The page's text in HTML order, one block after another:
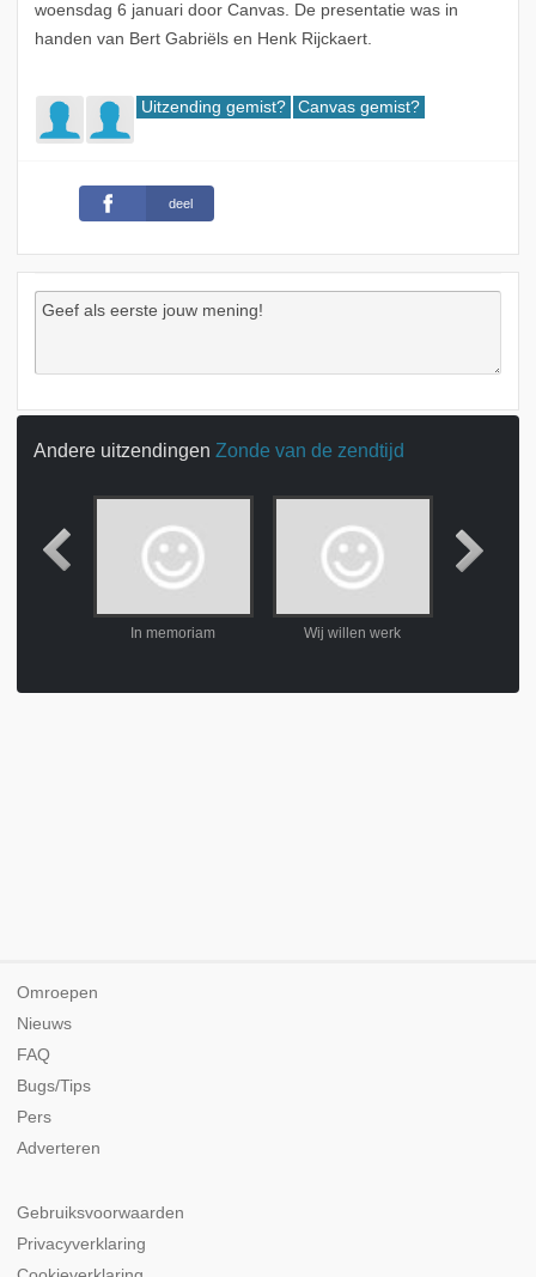
woensdag 6 januari door Canvas. De presentatie was in
handen van Bert Gabriëls en Henk Rijckaert.
Uitzending gemist? Canvas gemist?
deel
Andere uitzendingen Zonde van de zendtijd
In memoriam Wij willen werk
Omroepen
Nieuws
FAQ
Bugs/Tips
Pers
Adverteren
Gebruiksvoorwaarden
Privacyverklaring